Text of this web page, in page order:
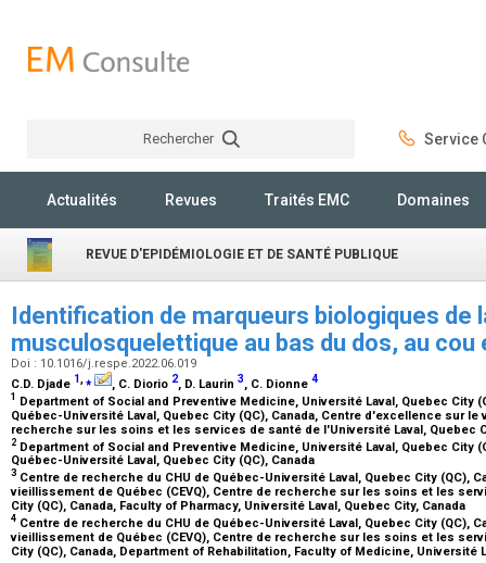
Rechercher Service
Actualités Revues Traités EMC Domaines
REVUE D'EPIDÉMIOLOGIE ET DE SANTÉ PUBLIQUE
Identification de marqueurs biologiques de
musculosquelettique au bas du dos, au
Doi : 10.1016/j.respe.2022.06.019
C.D. Djade 1,⁎ , C. Diorio 2, D. Laurin 3, C. Dionne 4
1 Department of Social and Preventive Medicine, Université Laval, Quebec City
Québec-Université Laval, Quebec City (QC), Canada, Centre d'excellence sur
recherche sur les soins et les services de santé de l'Université Laval, Quebec
2 Department of Social and Preventive Medicine, Université Laval, Quebec City
Québec-Université Laval, Quebec City (QC), Canada
3 Centre de recherche du CHU de Québec-Université Laval, Quebec City (QC),
vieillissement de Québec (CEVQ), Centre de recherche sur les soins et les
City (QC), Canada, Faculty of Pharmacy, Université Laval, Quebec City, Canada
4 Centre de recherche du CHU de Québec-Université Laval, Quebec City (QC),
vieillissement de Québec (CEVQ), Centre de recherche sur les soins et les
City (QC), Canada, Department of Rehabilitation, Faculty of Medicine, Université